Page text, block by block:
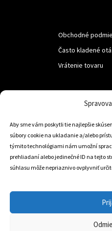
Aby sme vám poskytli tie najlepšie
súbory cookie na ukladanie a/alebo
týmito technológiami nám umožní
prehliadaní alebo jedinečné ID na tejto
súhlasu môže nepriaznivo ovplyvniť
Obchodné
Často kladené
Vrátenie tovaru
Trstená 02801
+421 905 806 234